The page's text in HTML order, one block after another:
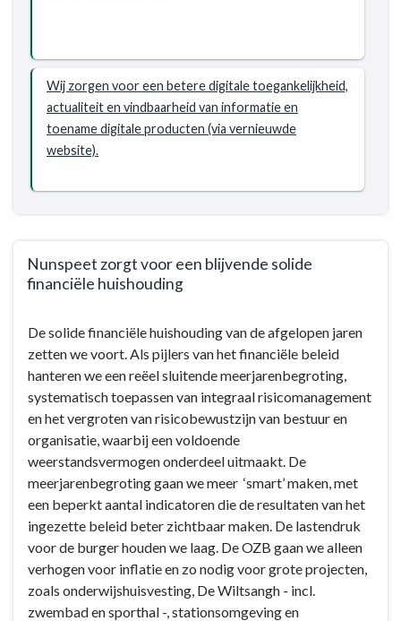
veilige
dienstverlening
Wij zorgen voor een betere digitale toegankelijkheid,
actualiteit en vindbaarheid van informatie en
toename digitale producten (via vernieuwde
website).
Nunspeet zorgt voor een blijvende solide
financiële huishouding
naar
navigatie
Programma
Bestuur
ondersteuning
Wat
willen
wij
bereiken?
De solide financiële huishouding van de afgelopen jaren
zetten we voort. Als pijlers van het financiële beleid
hanteren we een reëel sluitende meerjarenbegroting,
systematisch toepassen van integraal risicomanagement
en het vergroten van risicobewustzijn van bestuur en
organisatie, waarbij een voldoende
weerstandsvermogen onderdeel uitmaakt. De
meerjarenbegroting gaan we meer ‘smart’ maken, met
een beperkt aantal indicatoren die de resultaten van het
ingezette beleid beter zichtbaar maken. De lastendruk
voor de burger houden we laag. De OZB gaan we alleen
verhogen voor inflatie en zo nodig voor grote projecten,
zoals onderwijshuisvesting, De Wiltsangh - incl.
zwembad en sporthal -, stationsomgeving en